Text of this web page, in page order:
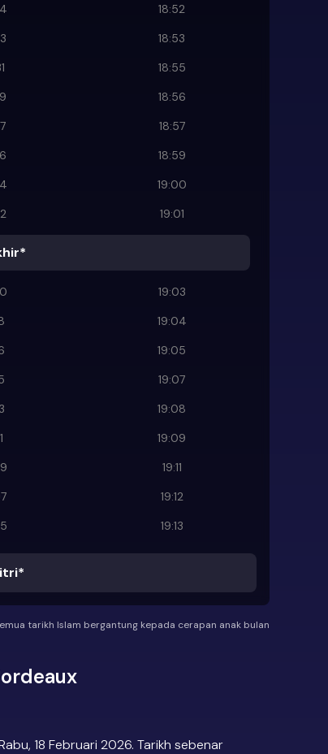
18:52
18:53
18:55
18:56
18:57
18:59
19:00
19:01
19:03
19:04
19:05
19:07
19:08
19:09
19:11
19:12
19:13
tarikh Islam bergantung kepada cerapan anak bulan
18 Februari 2026. Tarikh sebenar